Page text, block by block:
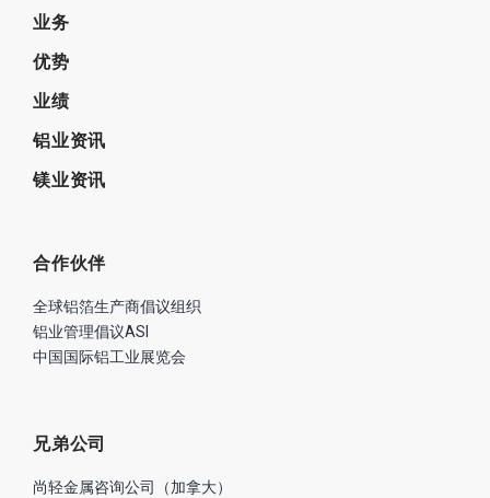
业务
优势
业绩
铝业资讯
镁业资讯
合作伙伴
全球铝箔生产商倡议组织
铝业管理倡议ASI
中国国际铝工业展览会
兄弟公司
尚轻金属咨询公司（加拿大）